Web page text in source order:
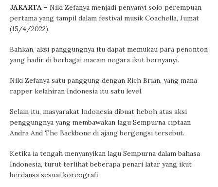
JAKARTA – Niki Zefanya menjadi penyanyi solo perempuan
pertama yang tampil dalam festival musik Coachella, Jumat
(15/4/2022).
Bahkan, aksi panggungnya itu dapat memukau para penonton
yang hadir di berbagai macam negara ikut bernyanyi.
Niki Zefanya satu panggung dengan Rich Brian, yang mana
rapper kelahiran Indonesia itu satu level.
Selain itu, masyarakat Indonesia dibuat heboh atas aksi
penggungnya yang membawakan lagu Sempurna ciptaan
Andra And The Backbone di ajang bergengsi tersebut.
Ketika ia tengah menyanyikan lagu Sempurna dalam bahasa
Indonesia, turut terlihat beberapa penari latar yang ikut
berdansa sesuai koreografi.